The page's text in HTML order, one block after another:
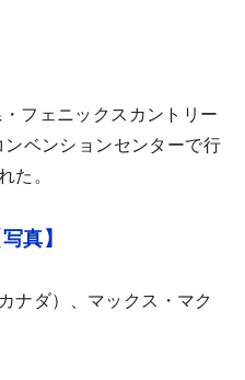
フェニックスカントリー
ベンションセンターで行
た。
真】
ナダ）、マックス・マク